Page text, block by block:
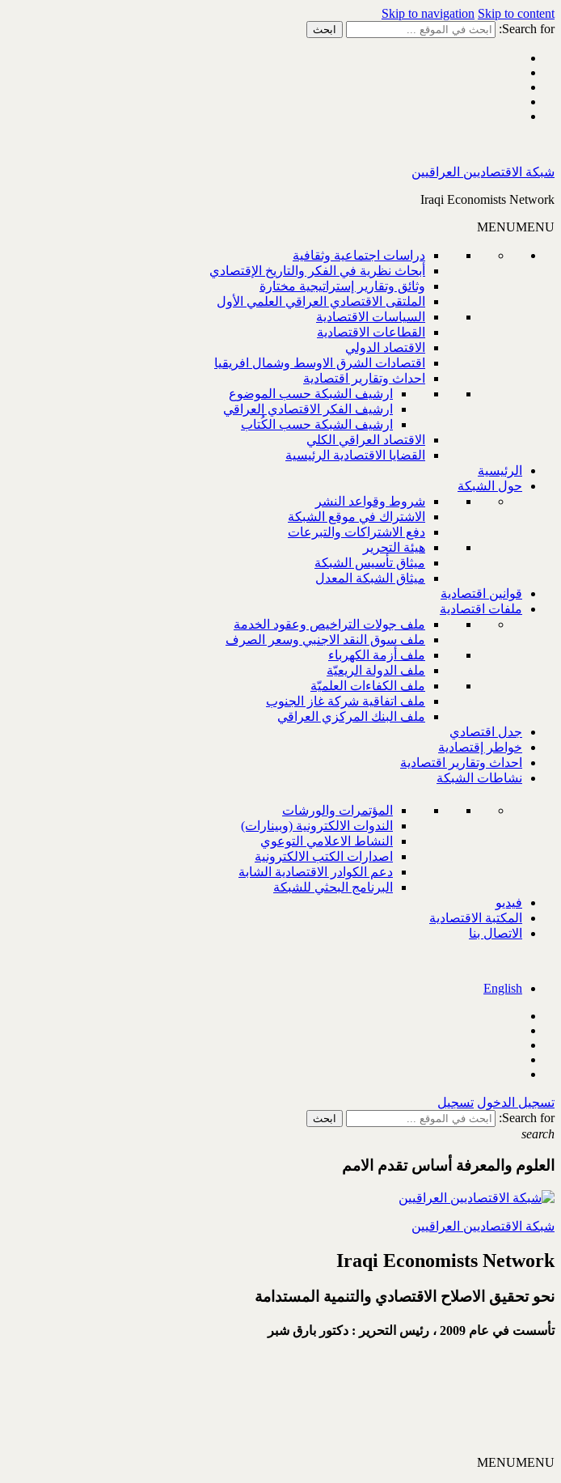
Skip to navigation Skip to content
Search for:
شبكة الاقتصاديين العراقيين
Iraqi Economists Network
MENUMENU
دراسات اجتماعية وثقافية
أبحاث نظرية في الفكر والتاريخ الإقتصادي
وثائق وتقارير إستراتيجية مختارة
الملتقى الاقتصادي العراقي العلمي الأول
السياسات الاقتصادية
القطاعات الاقتصادية
الاقتصاد الدولي
اقتصادات الشرق الاوسط وشمال افريقيا
احداث وتقارير اقتصادية
ارشيف الشبكة حسب الموضوع
ارشيف الفكر الاقتصادي العراقي
ارشيف الشبكة حسب الكُتاب
الاقتصاد العراقي الكلي
القضايا الاقتصادية الرئيسية
الرئيسية
حول الشبكة
شروط وقواعد النشر
الاشتراك في موقع الشبكة
دفع الاشتراكات والتبرعات
هيئة التحرير
ميثاق تأسيس الشبكة
ميثاق الشبكة المعدل
قوانين اقتصادية
ملفات اقتصادية
ملف جولات التراخيص وعقود الخدمة
ملف سوق النقد الاجنبي وسعر الصرف
ملف أزمة الكهرباء
ملف الدولة الريعيّة
ملف الكفاءات العلميّة
ملف اتفاقية شركة غاز الجنوب
ملف البنك المركزي العراقي
جدل اقتصادي
خواطر إقتصادية
احداث وتقارير اقتصادية
نشاطات الشبكة
المؤتمرات والورشات
الندوات الالكترونية (وبينارات)
النشاط الاعلامي التوعوي
اصدارات الكتب الالكترونية
دعم الكوادر الاقتصادية الشابة
البرنامج البحثي للشبكة
فيديو
المكتبة الاقتصادية
الاتصال بنا
English
تسجيل الدخول تسجيل
Search for:
search
العلوم والمعرفة أساس تقدم الامم
شبكة الاقتصاديين العراقيين
Iraqi Economists Network
نحو تحقيق الاصلاح الاقتصادي والتنمية المستدامة
تأسست في عام 2009 ، رئيس التحرير : دكتور بارق شبر
MENUMENU